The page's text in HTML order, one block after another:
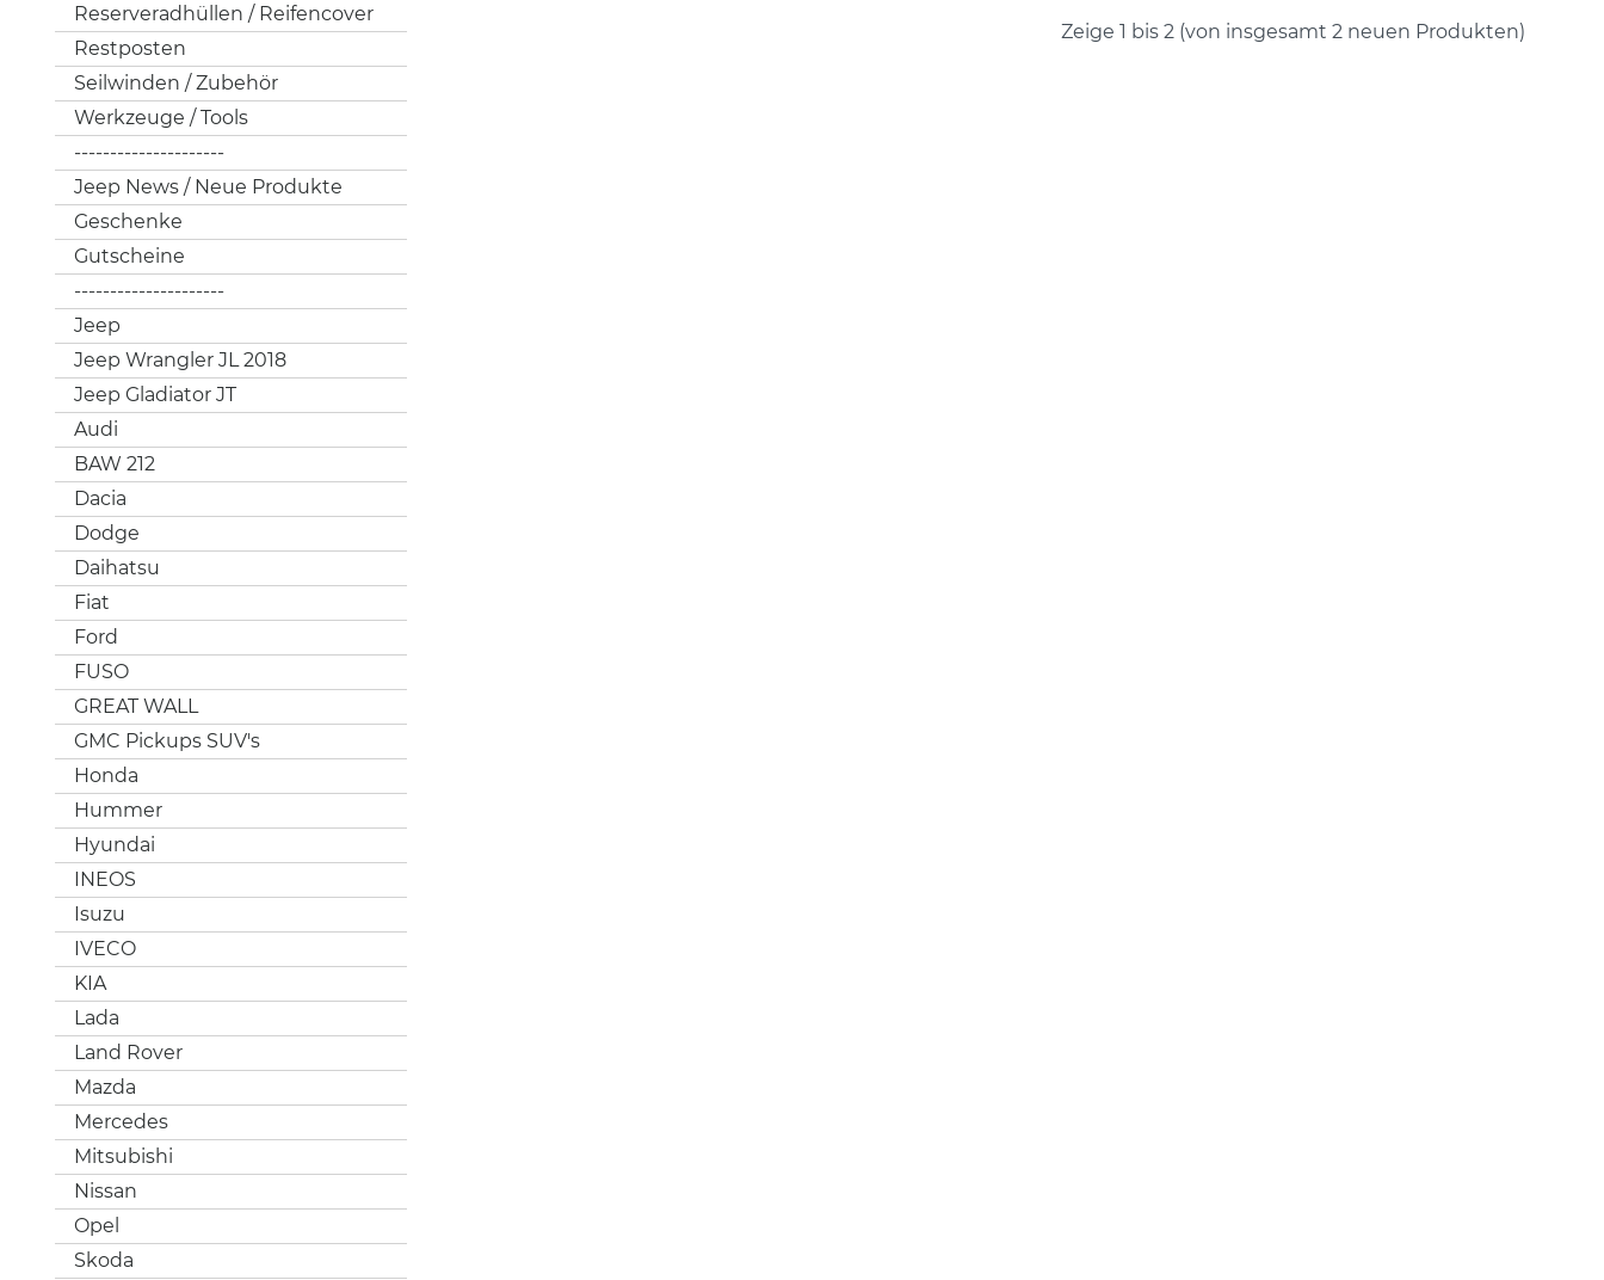
Reserveradhüllen / Reifencover
Restposten
Seilwinden / Zubehör
Werkzeuge / Tools
---------------------
Jeep News / Neue Produkte
Geschenke
Gutscheine
---------------------
Jeep
Jeep Wrangler JL 2018
Jeep Gladiator JT
Audi
BAW 212
Dacia
Dodge
Daihatsu
Fiat
Ford
FUSO
GREAT WALL
GMC Pickups SUV's
Honda
Hummer
Hyundai
INEOS
Isuzu
IVECO
KIA
Lada
Land Rover
Mazda
Mercedes
Mitsubishi
Nissan
Opel
Skoda
Zeige1 bis2 (von insgesamt2 neuen Produkten)